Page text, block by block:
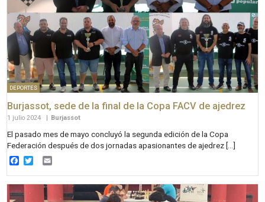
DEPORTES
Burjassot, sede de la final de la Copa FACV de ajedrez
1 julio 2024 Burjassot
El pasado mes de mayo concluyó la segunda edición de la Copa
Federación después de dos jornadas apasionantes de ajedrez […]
Facebook
Twitter